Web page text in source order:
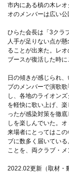
市内にある槙の木レ
オのメンバーは広い公
ひらた会長は「3クラ
人手が足りない点が
ることが出来た。レ
ブースが復活した時
日の傾きが感じられ
ブのメンバーで演歌
し、各地のライオン
を軽快に歌い上げ、
ったが感染対策を徹
しを楽しんでいた。
来場者にとってはこ
ブに数多く届いてい
ことを、両クラブ・メ
2022.02更新（取材・